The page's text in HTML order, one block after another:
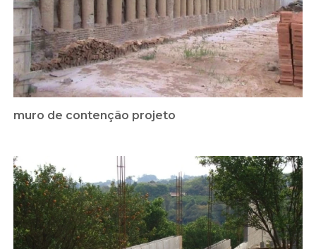
muro de contenção projeto